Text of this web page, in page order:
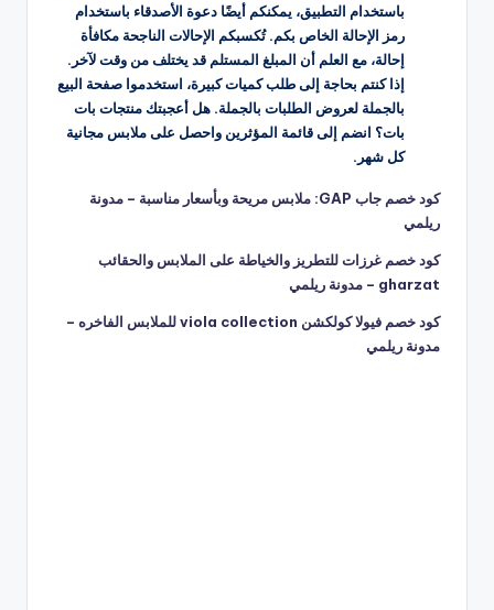
باستخدام التطبيق، يمكنكم أيضًا دعوة الأصدقاء باستخدام
رمز الإحالة الخاص بكم. تُكسبكم الإحالات الناجحة مكافأة
إحالة، مع العلم أن المبلغ المستلم قد يختلف من وقت لآخر.
إذا كنتم بحاجة إلى طلب كميات كبيرة، استخدموا صفحة البيع
بالجملة لعروض الطلبات بالجملة. هل أعجبتك منتجات بات
بات؟ انضم إلى قائمة المؤثرين واحصل على ملابس مجانية
كل شهر.
كود خصم جاب GAP: ملابس مريحة وبأسعار مناسبة – مدونة
ريلمي
كود خصم غرزات للتطريز والخياطة على الملابس والحقائب
gharzat – مدونة ريلمي
كود خصم فيولا كولكشن viola collection للملابس الفاخره –
مدونة ريلمي